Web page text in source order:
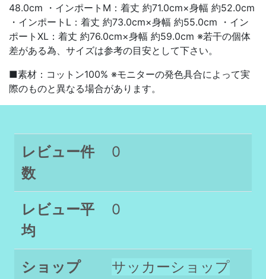
48.0cm ・インポートM：着丈 約71.0cm×身幅 約52.0cm
・インポートL：着丈 約73.0cm×身幅 約55.0cm ・イン
ポートXL：着丈 約76.0cm×身幅 約59.0cm ※若干の個体
差がある為、サイズは参考の目安として下さい。
■素材：コットン100% ※モニターの発色具合によって実
際のものと異なる場合があります。
レビュー件
数
0
レビュー平
均
0
ショップ
サッカーショップ